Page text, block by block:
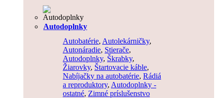
Autodoplnky
Autobatérie, Autolekárničky,
Autonáradie, Stierače,
Autodoplnky, Škrabky,
Žiarovky, Štartovacie káble,
Nabíjačky na autobatérie, Rádiá
a reproduktory, Autodoplnky -
ostatné, Zimné príslušenstvo